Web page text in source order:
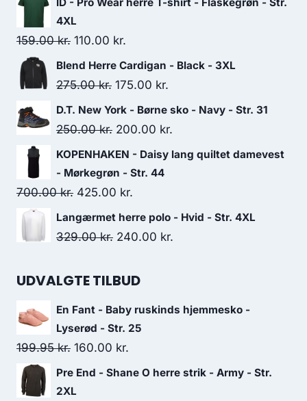
4XL
159.00kr. Original
price
was:
110.00 kr.
price
is:
Blend Herre Cardigan - Black - 3XL
275.00kr. Original
price
was:
175.00 kr.
price
is:
D.T. New York - Børne sko - Navy - Str. 31
250.00kr. Original
price
was:
250.00 kr..
200.00 kr.
price
KOPENHAKEN - Daisy lang quiltet damevest
- Mørkegrøn - Str. 44
700.00kr. Original
price
was:
425.00 kr.
price
is:
Langærmet herre polo - Hvid - Str. 4XL
329.00kr. Original
was:
240.00 kr.
UDVALGTE TILBUD
En Fant - Baby ruskinds hjemmesko -
Lyserød - Str. 25
199.95kr. Original
price
160.00 kr.
price
Pre End - Shane O herre strik - Army - Str.
2XL